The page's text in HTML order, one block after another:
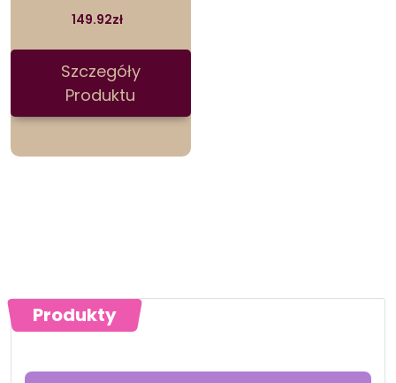
149.92zł
Szczegóły
Produktu
Produkty